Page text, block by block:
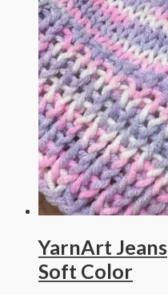
YarnArt Jeans
Soft Color